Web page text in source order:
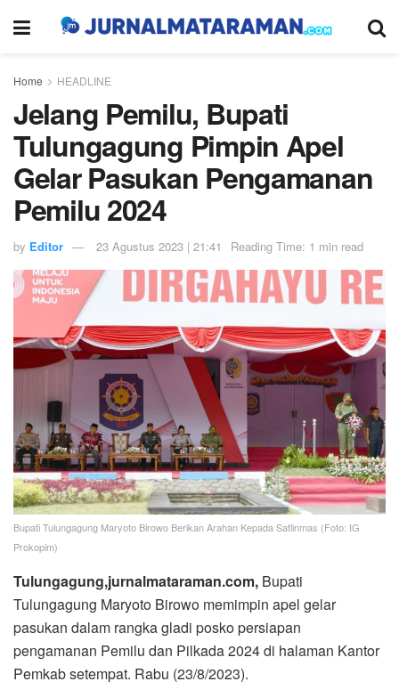
Home HEADLINE
Jelang Pemilu, Bupati
Tulungagung Pimpin Apel
Gelar Pasukan Pengamanan
Pemilu 2024
by Editor 23 Agustus 2023 | 21:41 Reading Time: 1 min read
Bupati Tulungagung Maryoto Birowo Berikan Arahan Kepada Satlinmas (Foto: IG
Prokopim)
Tulungagung,jurnalmataraman.com, Bupati
Tulungagung Maryoto Birowo memimpin apel gelar
pasukan dalam rangka gladi posko persiapan
pengamanan Pemilu dan Pilkada 2024 di halaman Kantor
Pemkab setempat. Rabu (23/8/2023).